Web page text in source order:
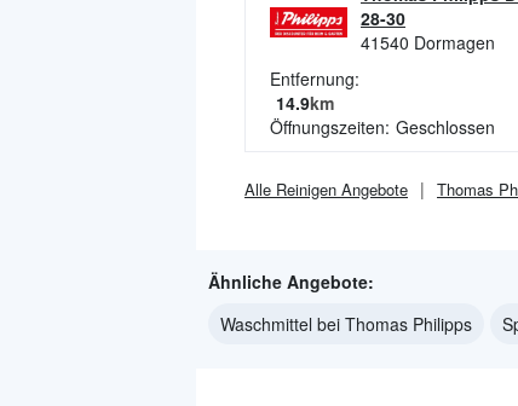
28-30
41540 Dormagen
Entfernung:
14.9km
Öffnungszeiten: Geschlossen
Alle Reinigen Angebote Thomas
Ähnliche Angebote:
Waschmittel bei Thomas Philipps